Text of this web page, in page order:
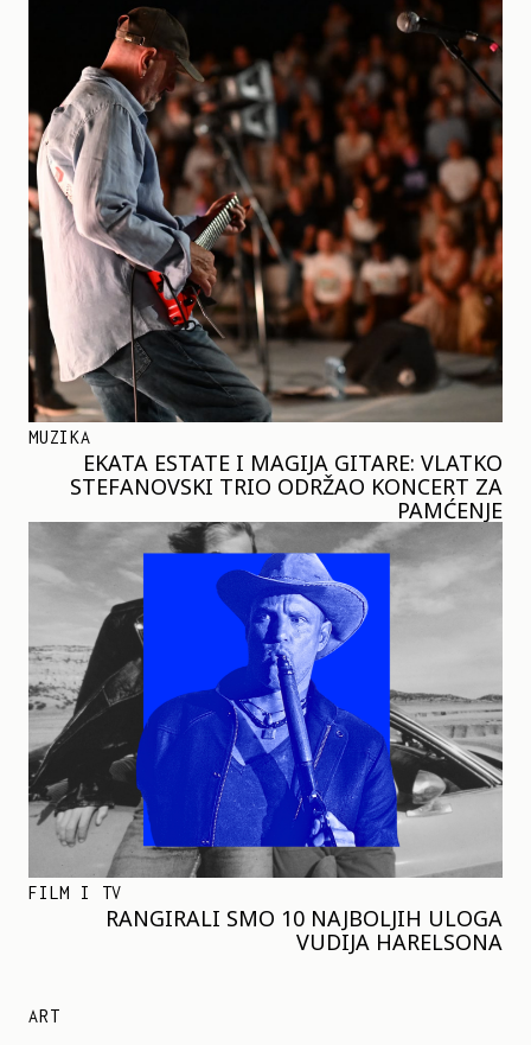
MUZIKA
EKATA ESTATE I MAGIJA GITARE: VLATKO
STEFANOVSKI TRIO ODRŽAO KONCERT ZA
PAMĆENJE
FILM I TV
RANGIRALI SMO 10 NAJBOLJIH ULOGA
VUDIJA HARELSONA
ART